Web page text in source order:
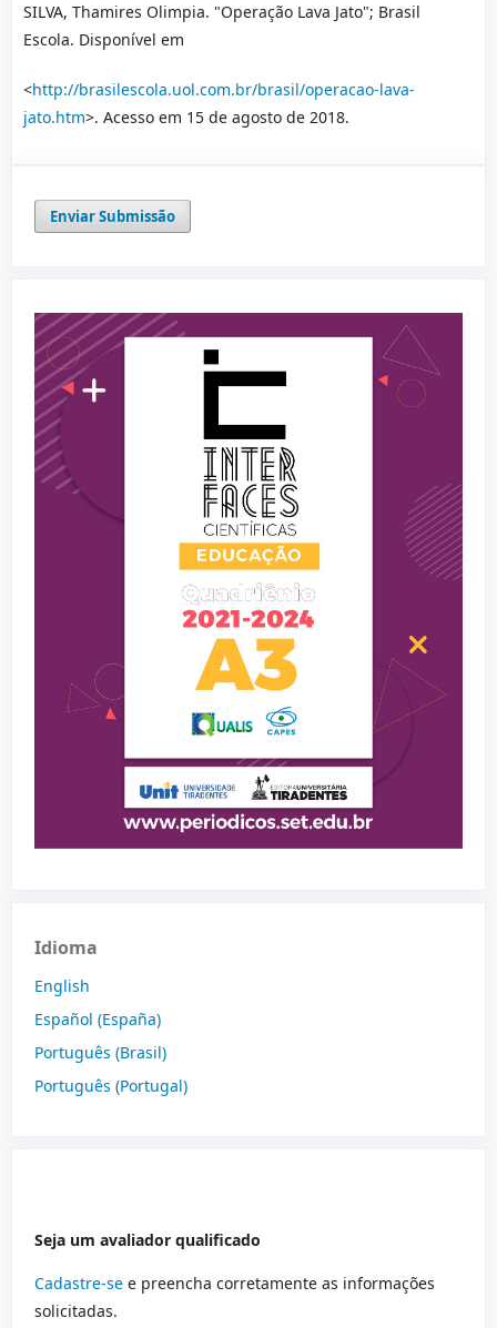
SILVA, Thamires Olimpia. "Operação Lava Jato"; Brasil
Escola. Disponível em
<http://brasilescola.uol.com.br/brasil/operacao-lava-
jato.htm>. Acesso em 15 de agosto de 2018.
Enviar Submissão
Idioma
English
Español (España)
Português (Brasil)
Português (Portugal)
Seja um avaliador qualificado
Cadastre-se e preencha corretamente as informações
solicitadas.